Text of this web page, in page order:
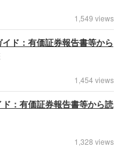
1,549 views
ド：有価証券報告書等から
1,454 views
：有価証券報告書等から読
1,328 views